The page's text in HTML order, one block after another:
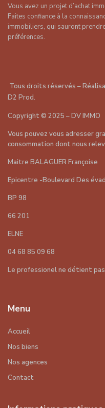
Vous avez un projet d’achat
Faites confiance à la
immobiliers, qui sauront
préférences.
Tous droits réservés –
D2 Prod.
Copyright© 2025 – DV IMMO
Vous pouvez vous adresser
consommation dont nous
Maitre BALAGUER Françoise
Epicentre -Boulevard Des
BP 98
66 201
ELNE
04 68 85 09 68
Le professionel ne détient
Menu
Accueil
Nos biens
Nos agences
Contact